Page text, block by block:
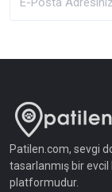
Patilen.com, sevgi
tasarlanmış bir
platformudur.